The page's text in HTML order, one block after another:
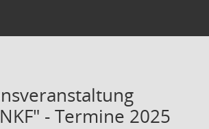
- Termine 2025